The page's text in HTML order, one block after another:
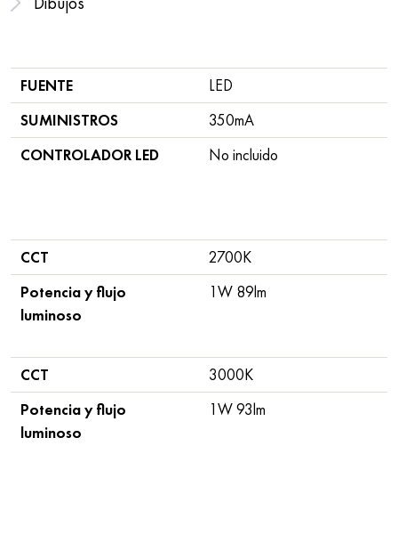
CCT
2700K
Potencia y flujo
luminoso
1W 89lm
CCT
3000K
Potencia y flujo
luminoso
1W 93lm
FUENTE
LED
SUMINISTROS
350mA
CONTROLADOR LED
No incluido